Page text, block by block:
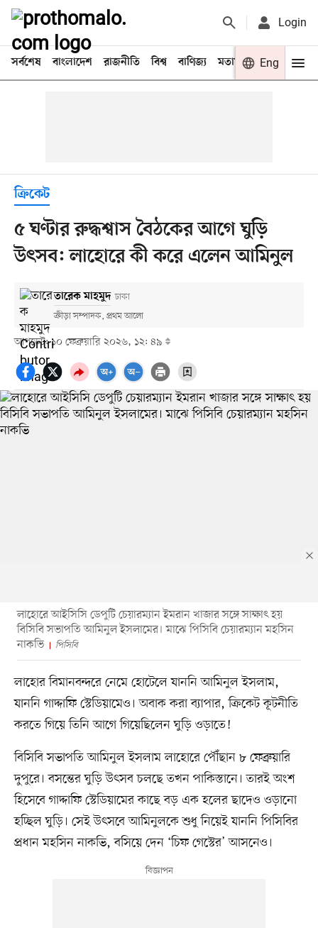
Login
সর্বশেষ বাংলাদেশ রাজনীতি বিশ্ব বাণিজ্য মতামত খেলা
Eng
ক্রিকেট
৫ ঘণ্টার রুদ্ধশ্বাস বৈঠকের আগে ঘুড়ি
উৎসব: লাহোরে কী করে এলেন আমিনুল
তারেক মাহমুদ ঢাকা
ক্রীড়া সম্পাদক, প্রথম আলো
আপডেট: ১০ ফেব্রুয়ারি ২০২৬, ১২: ৪৯
লাহোরে আইসিসি ডেপুটি চেয়ারম্যান ইমরান খাজার সঙ্গে সাক্ষাৎ হয়
বিসিবি সভাপতি আমিনুল ইসলামের। মাঝে পিসিবি চেয়ারম্যান মহসিন
নাকভি
পিসিবি
লাহোর বিমানবন্দরে নেমে হোটেলে যাননি আমিনুল ইসলাম,
যাননি গাদ্দাফি স্টেডিয়ামেও। অবাক করা ব্যাপার, ক্রিকেট কূটনীতি
করতে গিয়ে তিনি আগে গিয়েছিলেন ঘুড়ি ওড়াতে!
বিসিবি সভাপতি আমিনুল ইসলাম লাহোরে পৌঁছান ৮ ফেব্রুয়ারি
দুপুরে। বসন্তের ঘুড়ি উৎসব চলছে তখন পাকিস্তানে। তারই অংশ
হিসেবে গাদ্দাফি স্টেডিয়ামের কাছে বড় এক হলের ছাদেও ওড়ানো
হচ্ছিল ঘুড়ি। সেই উৎসবে আমিনুলকে শুধু নিয়েই যাননি পিসিবির
প্রধান মহসিন নাকভি, বসিয়ে দেন ‘চিফ গেস্টের’ আসনেও।